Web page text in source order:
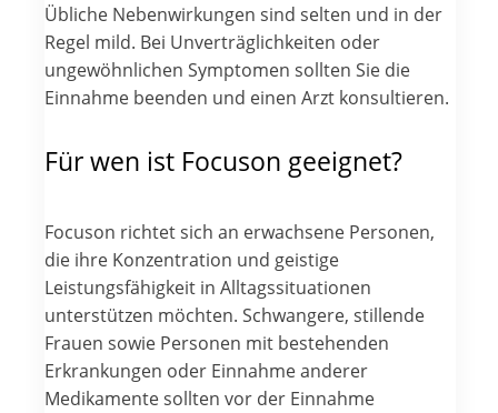
Übliche Nebenwirkungen sind selten und in der
Regel mild. Bei Unverträglichkeiten oder
ungewöhnlichen Symptomen sollten Sie die
Einnahme beenden und einen Arzt konsultieren.
Für wen ist Focuson geeignet?
Focuson richtet sich an erwachsene Personen,
die ihre Konzentration und geistige
Leistungsfähigkeit in Alltagssituationen
unterstützen möchten. Schwangere, stillende
Frauen sowie Personen mit bestehenden
Erkrankungen oder Einnahme anderer
Medikamente sollten vor der Einnahme